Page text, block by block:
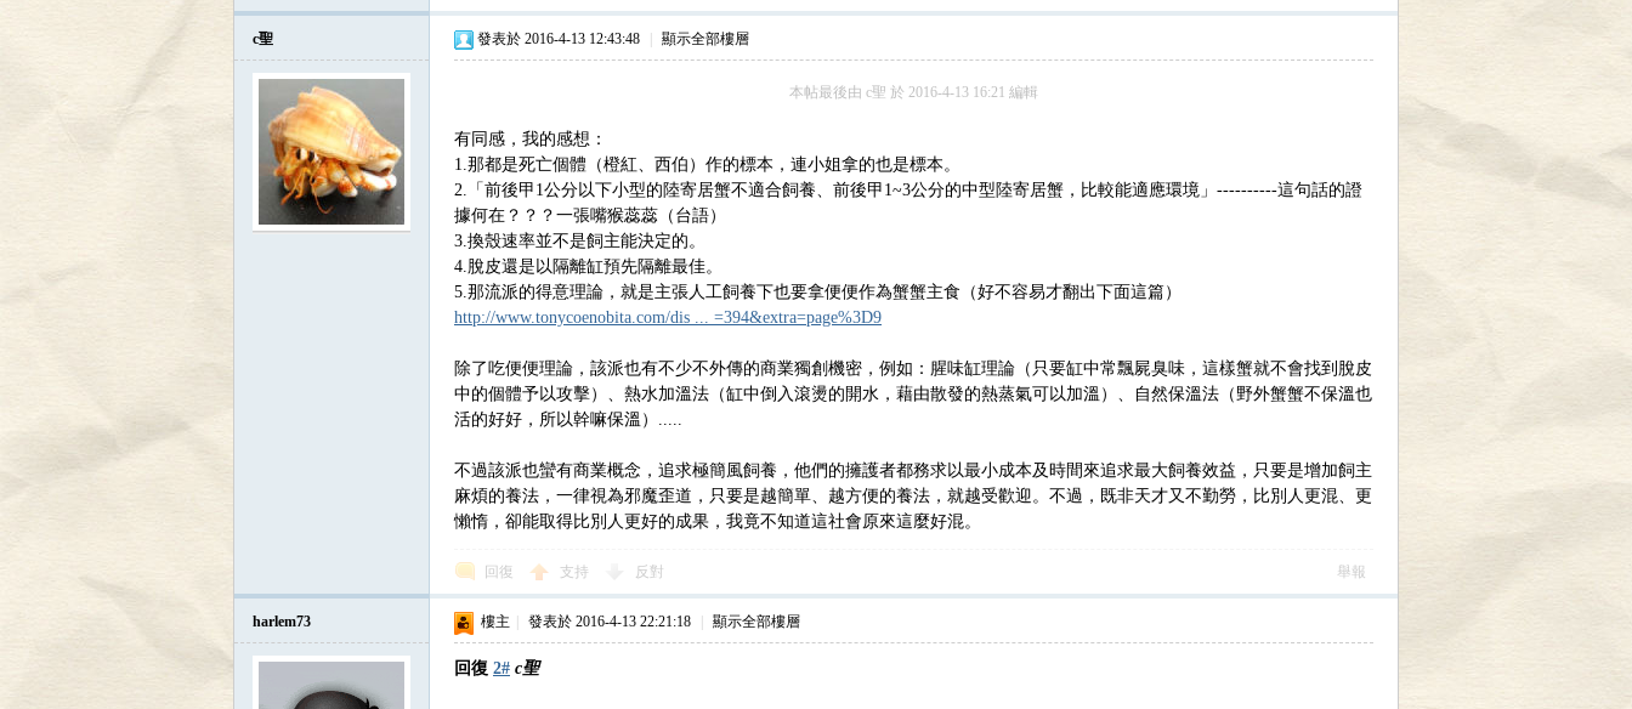
c聖 發表於 2016-4-13 12:43:48 顯示全部樓層
本帖最後由 c聖 於 2016-4-13 16:21 編輯
有同感，我的感想：
1.那都是死亡個體（橙紅、西伯）作的標本，連小姐拿的也是標本。
2.「前後甲1公分以下小型的陸寄居蟹不適合飼養、前後甲1~3公分的中型陸寄居蟹，比較能適應環境」----------這句話的證
據何在？？？一張嘴猴蕊蕊（台語）
3.換殼速率並不是飼主能決定的。
4.脫皮還是以隔離缸預先隔離最佳。
5.那流派的得意理論，就是主張人工飼養下也要拿便便作為蟹蟹主食（好不容易才翻出下面這篇）
http://www.tonycoenobita.com/dis ... =394&extra=page%3D9
除了吃便便理論，該派也有不少不外傳的商業獨創機密，例如：腥味缸理論（只要缸中常飄屍臭味，這樣蟹就不會找到脫皮
中的個體予以攻擊）、熱水加溫法（缸中倒入滾燙的開水，藉由散發的熱蒸氣可以加溫）、自然保溫法（野外蟹蟹不保溫也
活的好好，所以幹嘛保溫）.....
不過該派也蠻有商業概念，追求極簡風飼養，他們的擁護者都務求以最小成本及時間來追求最大飼養效益，只要是增加飼主
麻煩的養法，一律視為邪魔歪道，只要是越簡單、越方便的養法，就越受歡迎。不過，既非天才又不勤勞，比別人更混、更
懶惰，卻能取得比別人更好的成果，我竟不知道這社會原來這麼好混。
回復 支持 反對 舉報
harlem73 樓主 發表於 2016-4-13 22:21:18 顯示全部樓層
回復 2# c聖